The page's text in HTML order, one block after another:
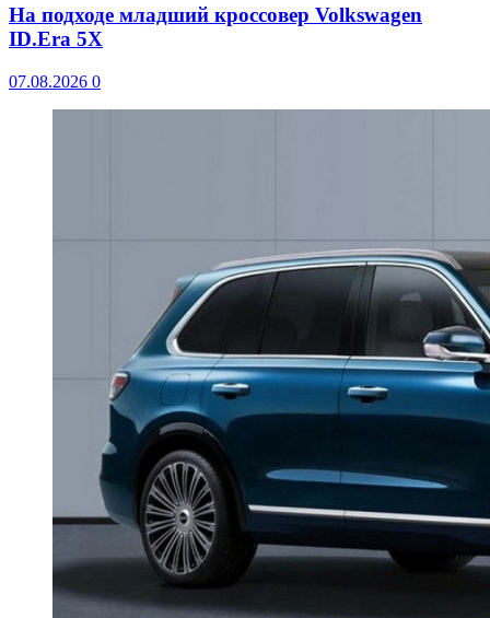
На подходе младший кроссовер Volkswagen
ID.Era 5X
07.08.2026 0